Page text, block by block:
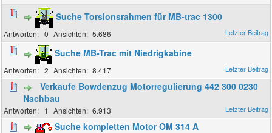
Suche Torsionsrahmen für MB-trac 1300
0 5.686
Suche MB-Trac mit Niedrigkabine
2 8.417
Verkaufe Bowdenzug Motorregulierung 442 300 0230
Nachbau
1 6.913
Suche kompletten Motor OM 314 A